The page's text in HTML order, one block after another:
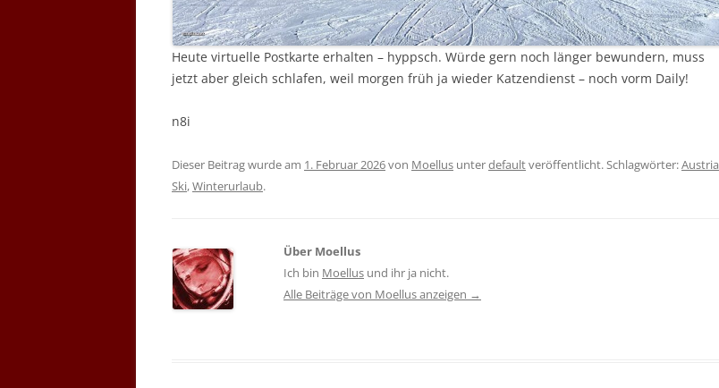
Heute virtuelle Postkarte erhalten – hyppsch. Würde gern noch länger bewundern, muss
jetzt aber gleich schlafen, weil morgen früh ja wieder Katzendienst – noch vorm Daily!
n8i
Dieser Beitrag wurde am 1. Februar 2026von Moellus unterdefaultveröffentlicht. Schlagwörter:Austria
Ski,Winterurlaub.
Über Moellus
Ich bin Moellus und ihr ja nicht.
Alle Beiträge von Moellus anzeigen →